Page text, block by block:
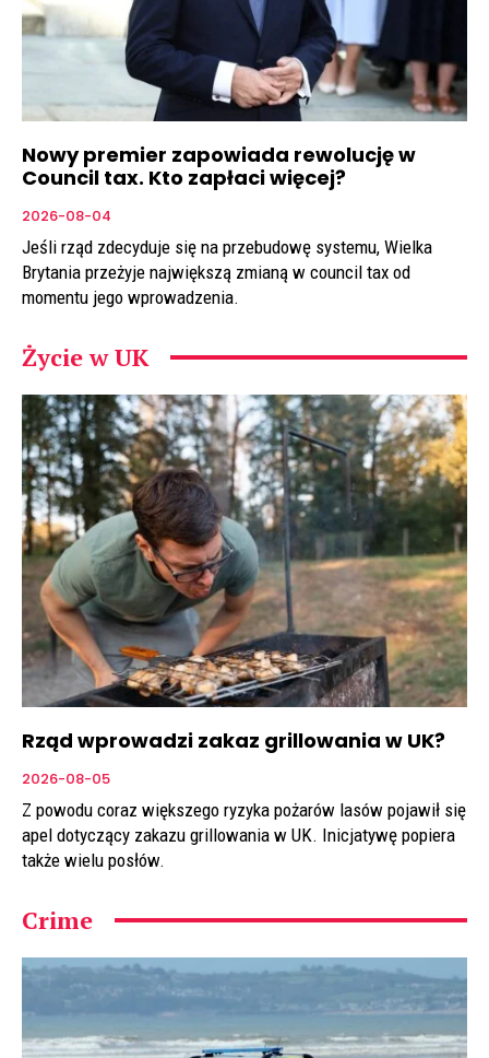
Nowy premier zapowiada rewolucję w
Council tax. Kto zapłaci więcej?
2026-08-04
Jeśli rząd zdecyduje się na przebudowę systemu, Wielka
Brytania przeżyje największą zmianą w council tax od
momentu jego wprowadzenia.
Życie w UK
Rząd wprowadzi zakaz grillowania w UK?
2026-08-05
Z powodu coraz większego ryzyka pożarów lasów pojawił się
apel dotyczący zakazu grillowania w UK. Inicjatywę popiera
także wielu posłów.
Crime